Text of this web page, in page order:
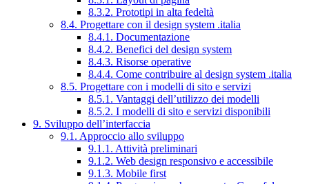
8.3.2. Prototipi in alta fedeltà
8.4. Progettare con il design system .italia
8.4.1. Documentazione
8.4.2. Benefici del design system
8.4.3. Risorse operative
8.4.4. Come contribuire al design system .italia
8.5. Progettare con i modelli di sito e servizi
8.5.1. Vantaggi dell’utilizzo dei modelli
8.5.2. I modelli di sito e servizi disponibili
9. Sviluppo dell’interfaccia
9.1. Approccio allo sviluppo
9.1.1. Attività preliminari
9.1.2. Web design responsivo e accessibile
9.1.3. Mobile first